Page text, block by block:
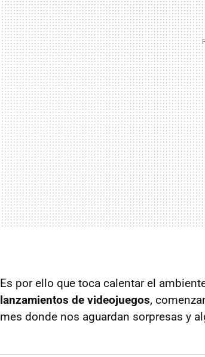
Es por ello que toca calentar el
lanzamientos de videojuegos,
mes donde nos aguardan sorpresas y